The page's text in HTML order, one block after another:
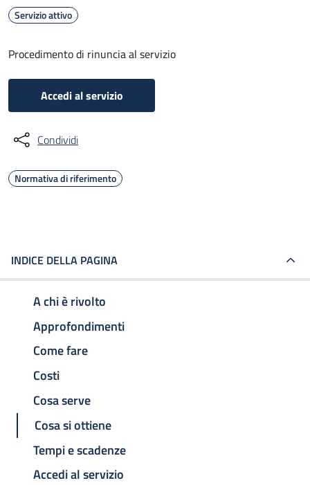
Servizio attivo
Procedimento di rinuncia al servizio
Accedi al servizio
Condividi
Normativa di riferimento
INDICE DELLA PAGINA
A chi è rivolto
Approfondimenti
Come fare
Costi
Cosa serve
Cosa si ottiene
Tempi e scadenze
Accedi al servizio